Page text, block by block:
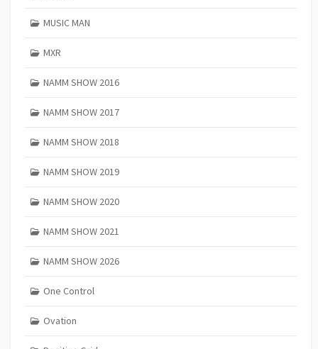
MUSIC MAN
MXR
NAMM SHOW 2016
NAMM SHOW 2017
NAMM SHOW 2018
NAMM SHOW 2019
NAMM SHOW 2020
NAMM SHOW 2021
NAMM SHOW 2026
One Control
Ovation